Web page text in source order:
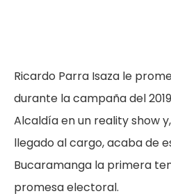
Ricardo Parra Isaza le
durante la campaña del
Alcaldía en un reality show
llegado al cargo, acaba de
Bucaramanga la primera
promesa electoral.